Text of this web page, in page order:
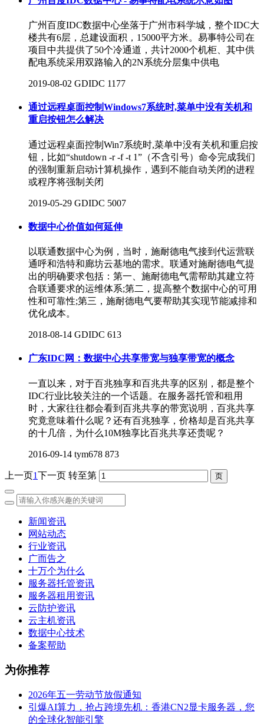
广州百度IDC数据中心坐落于广州市科学城，整个IDC大
楼共有6层，总建设面积，15000平方米。易事特公司​在
项目中共提供了50个冷通道，共计2000个机柜、其中供
配电系统采用双路输入的2N系统分层集中供电
2019-08-02 GDIDC 1177
通过远程桌面控制Windows7系统时,菜单中没有关机和
重启按钮怎么解决
通过远程桌面控制Win7系统时,菜单中没有关机和重启按
钮，比如“shutdown -r -f -t 1”（不含引号）命令完成我们
的强制重新启动计算机操作，遇到不能自动关闭的进程
或程序将强制关闭
2019-05-29 GDIDC 5007
数据中心价值如何延伸
以联通数据中心为例，当时，施耐德电气接到代运营联
通呼和浩特和廊坊云基地的需求。联通对施耐德电气提
出的明确要求包括：第一、施耐德电气需帮助其建立符
合联通要求的运维体系;第二，提高整个数据中心的可用
性和可靠性;第三，施耐德电气要帮助其实现节能减排和
优化成本。
2018-08-14 GDIDC 613
广东IDC网：数据中心共享带宽与独享带宽的概念
一直以来，对于百兆独享和百兆共享的区别，都是整个
IDC行业比较关注的一个话题。在服务器托管和租用
时，大家往往都会看到百兆共享的带宽说明，百兆共享
究竟意味着什么呢？还有百兆独享，价格却是百兆共享
的十几倍，为什么10M独享比百兆共享还贵呢？
2016-09-14 tym678 873
上一页1下一页 转至第
新闻资讯
网站动态
行业资讯
广而告之
十万个为什么
服务器托管资讯
服务器租用资讯
云防护资讯
云主机资讯
数据中心技术
备案帮助
为你推荐
2026年五一劳动节放假通知
引爆AI算力，抢占跨境先机：香港CN2显卡服务器，您
的全球化智能引擎